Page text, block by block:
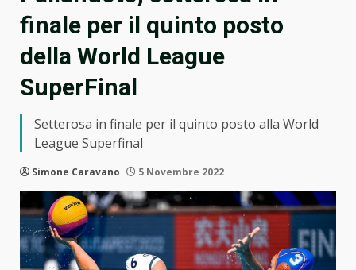
finale per il quinto posto
della World League
SuperFinal
Setterosa in finale per il quinto posto alla World
League Superfinal
Simone Caravano 5 Novembre 2022